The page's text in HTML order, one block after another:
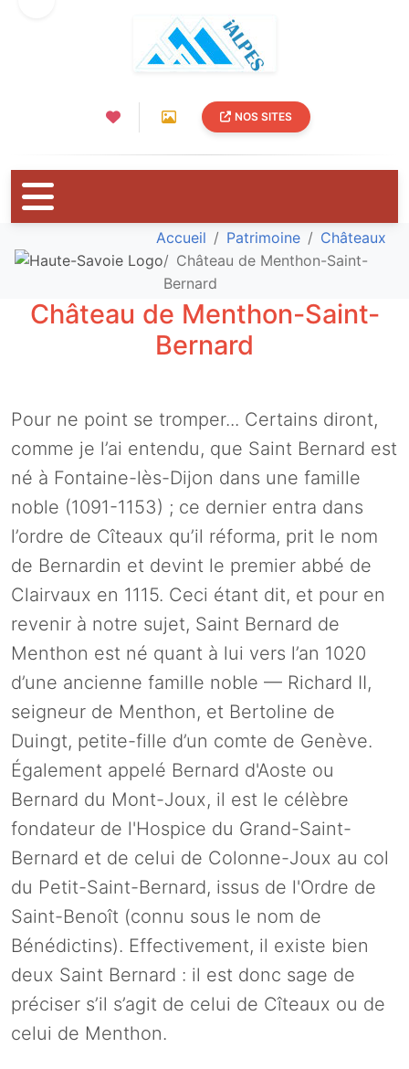
NOS SITES
Accueil Patrimoine
Châteaux
Château de Menthon-Saint-
Bernard
Château de Menthon-Saint-
Bernard
Pour ne point se tromper... Certains diront,
comme je l’ai entendu, que Saint Bernard est
né à Fontaine-lès-Dijon dans une famille
noble (1091-1153) ; ce dernier entra dans
l’ordre de Cîteaux qu’il réforma, prit le nom
de Bernardin et devint le premier abbé de
Clairvaux en 1115. Ceci étant dit, et pour en
revenir à notre sujet, Saint Bernard de
Menthon est né quant à lui vers l’an 1020
d’une ancienne famille noble — Richard II,
seigneur de Menthon, et Bertoline de
Duingt, petite-fille d’un comte de Genève.
Également appelé Bernard d'Aoste ou
Bernard du Mont-Joux, il est le célèbre
fondateur de l'Hospice du Grand-Saint-
Bernard et de celui de Colonne-Joux au col
du Petit-Saint-Bernard, issus de l'Ordre de
Saint-Benoît (connu sous le nom de
Bénédictins). Effectivement, il existe bien
deux Saint Bernard : il est donc sage de
préciser s’il s’agit de celui de Cîteaux ou de
celui de Menthon.